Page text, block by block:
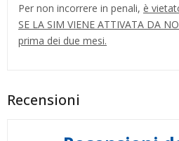
Per non incorrere in penali, è
SE LA SIM VIENE ATTIVATA DA
prima dei due mesi.
Recensioni